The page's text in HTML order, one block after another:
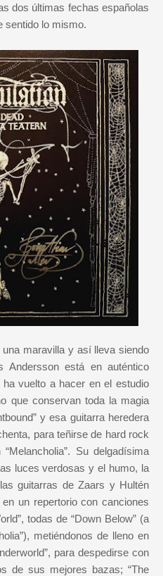
dos últimas fechas españolas
sentido lo mismo.
maravilla y así lleva siendo
Andersson está en auténtico
vuelto a hacer en el estudio
que conservan toda la magia
y esa guitarra heredera
para teñirse de hard rock
Su delgadísima
luces verdosas y el humo, la
guitarras de Zaars y Hultén
un repertorio con canciones
todas de “Down Below” (a
metiéndonos de lleno en
para despedirse con
de sus mejores bazas; “The